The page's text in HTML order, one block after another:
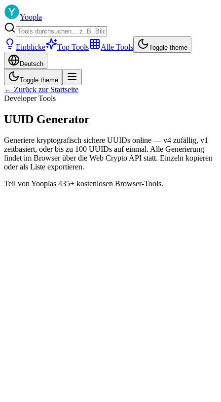
Yoopla
Einblicke Top Tools Alle Tools Toggle theme
Deutsch
Toggle theme
← Zurück zur Startseite
Developer Tools
UUID Generator
Generiere kryptografisch sichere UUIDs online — v4 zufällig, v1
zeitbasiert, oder bis zu 100 UUIDs auf einmal. Alle Generierung
findet im Browser über die Web Crypto API statt. Einzeln kopieren
oder als Liste exportieren.
Teil von Yooplas 435+ kostenlosen Browser-Tools.